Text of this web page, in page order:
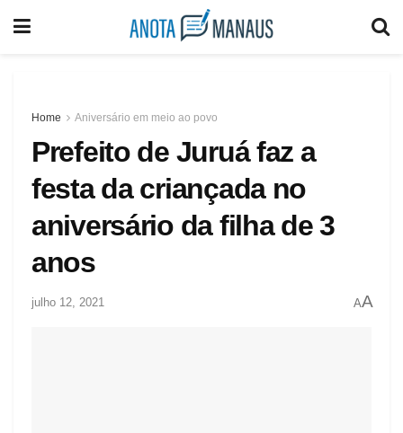
Home Aniversário em meio ao povo
Prefeito de Juruá faz a
festa da criançada no
aniversário da filha de 3
anos
julho 12, 2021 AA